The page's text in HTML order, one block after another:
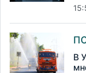
В